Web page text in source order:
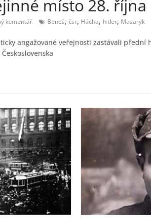
místo 28. října
komentář Beneš, čsr, Hácha, hitler, Masaryk
angažované veřejnosti zastávali přední